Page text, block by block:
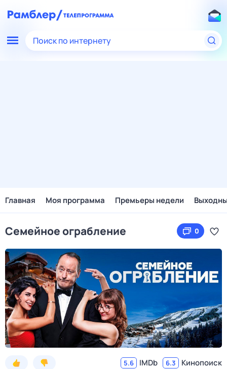
Поиск по интернету
Главная Моя программа Премьеры недели
Семейное ограбление 0
5.6 IMDb 6.3 Кинопоиск